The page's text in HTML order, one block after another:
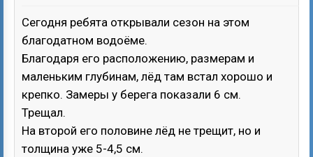
Сегодня ребята открывали сезон на этом
благодатном водоёме.
Благодаря его расположению, размерам и
маленьким глубинам, лёд там встал хорошо и
крепко. Замеры у берега показали 6 см.
Трещал.
На второй его половине лёд не трещит, но и
толщина уже 5-4,5 см.